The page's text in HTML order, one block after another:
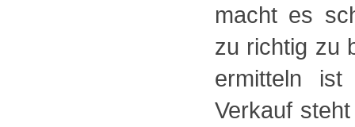
macht es
zu richtig zu
ermitteln ist
Verkauf